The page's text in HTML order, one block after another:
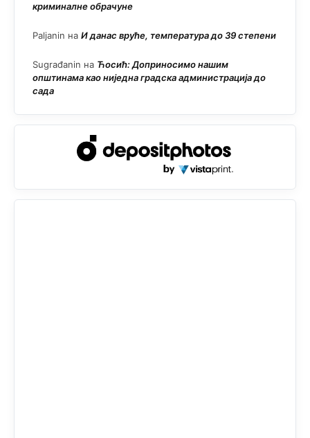
криминалне обрачуне
Paljanin на И данас вруће, температура до 39 степени
Sugrađanin на Ћосић: Доприносимо нашим
општинама као ниједна градска администрација до
сада